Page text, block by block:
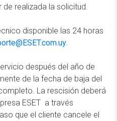
de realizada la solicitud.
disponible las 24 horas
.
después del año de
de la fecha de baja del
La rescisión deberá
ESET a través
que el cliente cancele el